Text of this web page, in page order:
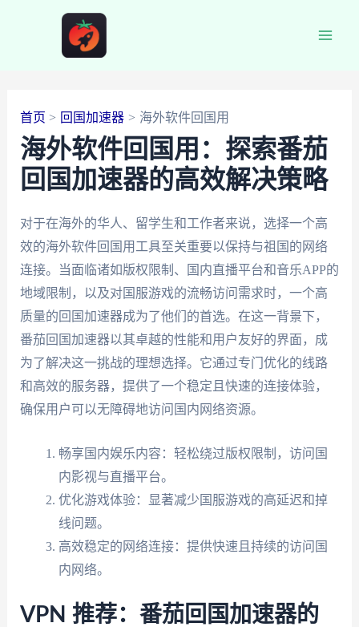
首页 回国加速器 海外软件回国用
海外软件回国用：探索番茄
回国加速器的高效解决策略
对于在海外的华人、留学生和工作者来说，选择一个高
效的海外软件回国用工具至关重要以保持与祖国的网络
连接。当面临诸如版权限制、国内直播平台和音乐APP的
地域限制，以及对国服游戏的流畅访问需求时，一个高
质量的回国加速器成为了他们的首选。在这一背景下，
番茄回国加速器以其卓越的性能和用户友好的界面，成
为了解决这一挑战的理想选择。它通过专门优化的线路
和高效的服务器，提供了一个稳定且快速的连接体验，
确保用户可以无障碍地访问国内网络资源。
畅享国内娱乐内容：轻松绕过版权限制，访问国
内影视与直播平台。
优化游戏体验：显著减少国服游戏的高延迟和掉
线问题。
高效稳定的网络连接：提供快速且持续的访问国
内网络。
VPN 推荐：番茄回国加速器的